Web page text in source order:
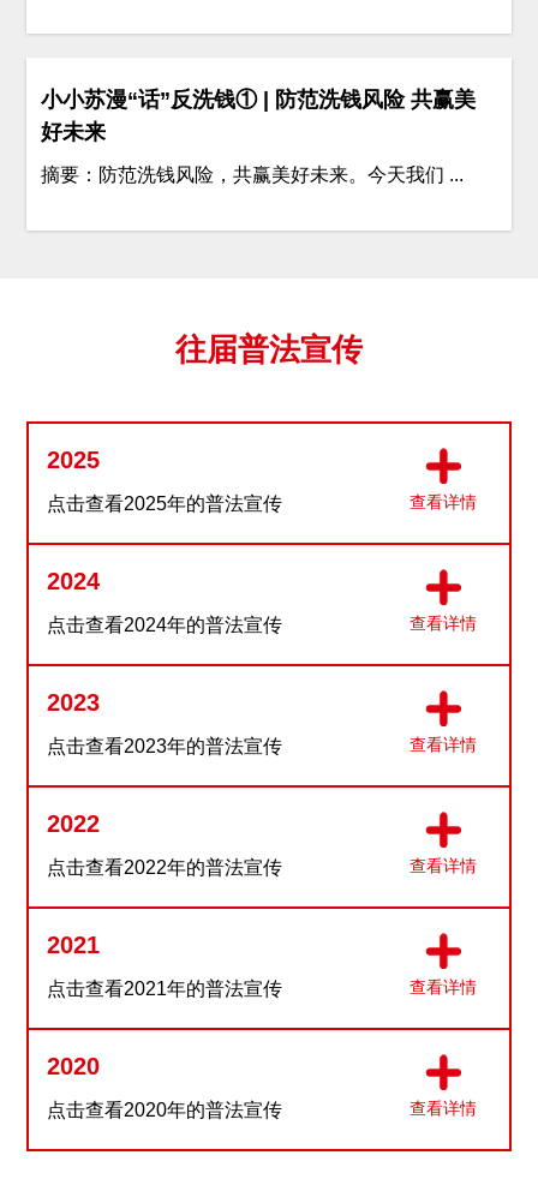
小小苏漫“话”反洗钱① | 防范洗钱风险 共赢美
好未来
摘要：防范洗钱风险，共赢美好未来。今天我们 ...
往届普法宣传
2025
点击查看2025年的普法宣传 查看详情
2024
点击查看2024年的普法宣传 查看详情
2023
点击查看2023年的普法宣传 查看详情
2022
点击查看2022年的普法宣传 查看详情
2021
点击查看2021年的普法宣传 查看详情
2020
点击查看2020年的普法宣传 查看详情